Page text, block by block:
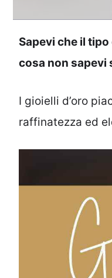
Sapevi che il
cosa non sapevi
I gioielli d’oro
raffinatezza ed